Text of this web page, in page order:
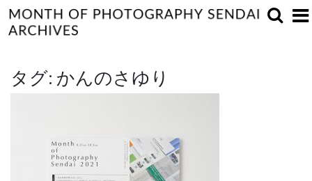
タグ: かんのさゆり